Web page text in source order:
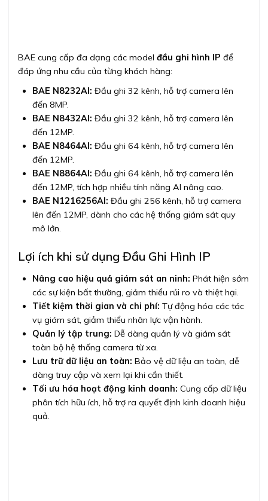
BAE cung cấp đa dạng các model đầu ghi hình IP để
đáp ứng nhu cầu của từng khách hàng:
BAE N8232AI: Đầu ghi 32 kênh, hỗ trợ camera lên
đến 8MP.
BAE N8432AI: Đầu ghi 32 kênh, hỗ trợ camera lên
đến 12MP.
BAE N8464AI: Đầu ghi 64 kênh, hỗ trợ camera lên
đến 12MP.
BAE N8864AI: Đầu ghi 64 kênh, hỗ trợ camera lên
đến 12MP, tích hợp nhiều tính năng AI nâng cao.
BAE N1216256AI: Đầu ghi 256 kênh, hỗ trợ camera
lên đến 12MP, dành cho các hệ thống giám sát quy
mô lớn.
Lợi ích khi sử dụng Đầu Ghi Hình IP
Nâng cao hiệu quả giám sát an ninh: Phát hiện sớm
các sự kiện bất thường, giảm thiểu rủi ro và thiệt hại.
Tiết kiệm thời gian và chi phí: Tự động hóa các tác
vụ giám sát, giảm thiểu nhân lực vận hành.
Quản lý tập trung: Dễ dàng quản lý và giám sát
toàn bộ hệ thống camera từ xa.
Lưu trữ dữ liệu an toàn: Bảo vệ dữ liệu an toàn, dễ
dàng truy cập và xem lại khi cần thiết.
Tối ưu hóa hoạt động kinh doanh: Cung cấp dữ liệu
phân tích hữu ích, hỗ trợ ra quyết định kinh doanh hiệu
quả.